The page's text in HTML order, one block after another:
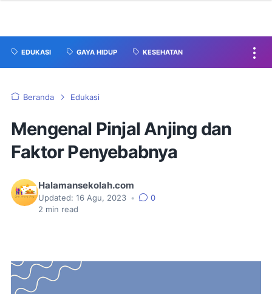
EDUKASI GAYA HIDUP KESEHATAN
Beranda Edukasi
Mengenal Pinjal Anjing dan
Faktor Penyebabnya
Halamansekolah.com
Updated: 16 Agu, 2023 •
0
2 min read